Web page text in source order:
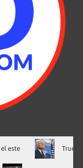
Trump asegura